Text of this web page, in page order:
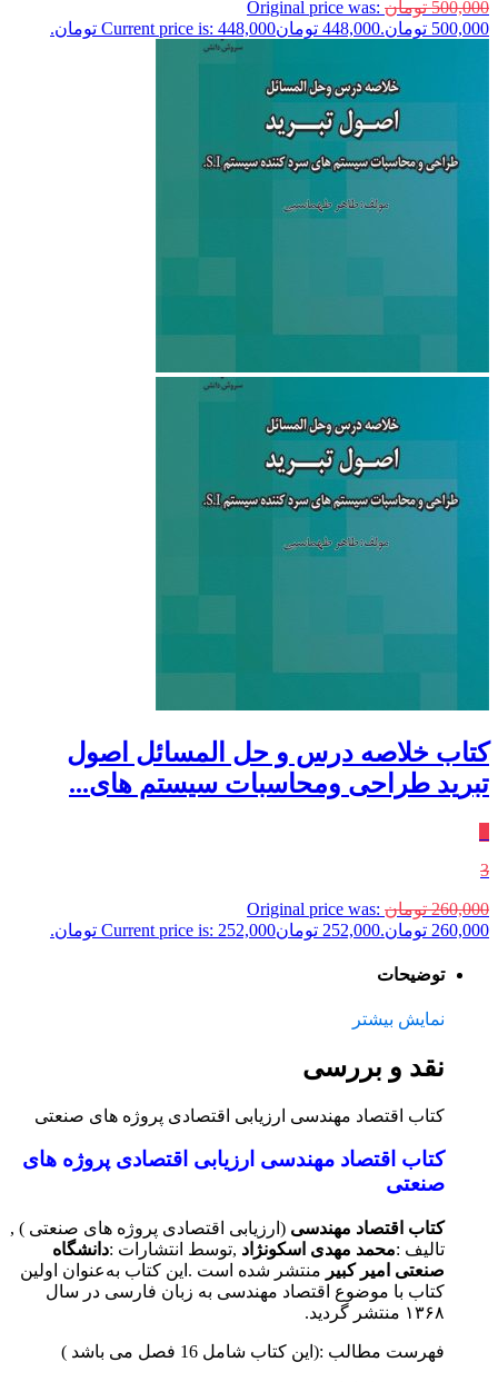
500,000 تومان Original price was:
500,000 تومان.
448,000 تومانCurrent price is: 448,000 تومان.
کتاب خلاصه درس و حل المسائل اصول
تبرید طراحی ومحاسبات سیستم های...
3
260,000 تومان Original price was:
260,000 تومان.
252,000 تومانCurrent price is: 252,000 تومان.
توضیحات
نمایش بیشتر
نقد و بررسی
کتاب اقتصاد مهندسی ارزیابی اقتصادی پروژه های صنعتی
کتاب اقتصاد مهندسی ارزیابی اقتصادی پروژه های
صنعتی
کتاب اقتصاد مهندسی (ارزیابی اقتصادی پروژه های صنعتی ) ,
تالیف :محمد مهدی اسکونژاد ,توسط انتشارات :دانشگاه
صنعتی امیر کبیر منتشر شده است . این کتاب به‌‌عنوان اولین
کتاب با موضوع اقتصاد مهندسی به زبان فارسی در سال
۱۳۶۸ منتشر گردید.
فهرست مطالب :(این کتاب شامل 16 فصل می باشد )